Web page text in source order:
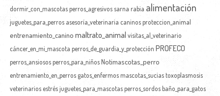
dormir_con_mascotasperros_agresivossarna rabia alimentación
juguetes_para_perros asesoría_veterinaria caninosproteccion_animal
entrenamiento_canino maltrato_animal visitas_al_veterinario
cáncer_en_mi_mascota perros_de_guardia_y_protección PROFECO
perros_ansiosos perros_para_niñosNotimascotas_perro
entrenamiento_en_perros gatos_enfermos mascotas_suciastoxoplasmosis
veterinarios estrésjuguetes_para_mascotas perros_sordosbaño_para_gatos